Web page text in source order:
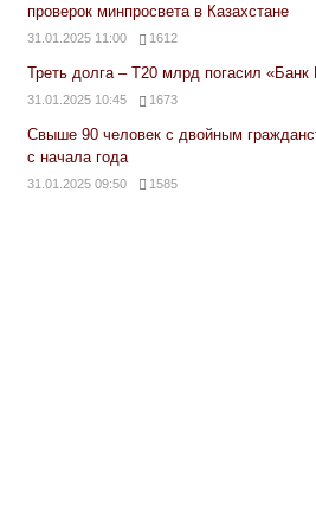
проверок минпросвета в Казахстане
31.01.2025 11:00 1612
Треть долга – Т20 млрд погасил «Банк
31.01.2025 10:45 1673
Свыше 90 человек с двойным
с начала года
31.01.2025 09:50 1585